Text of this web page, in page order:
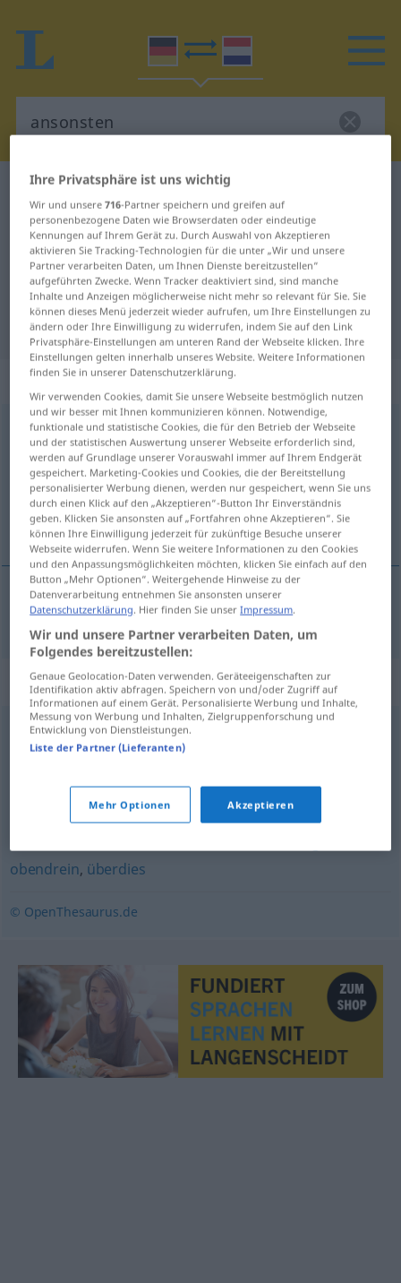
Deutsch-Niederländisch Wörterbuch
Deutsch-Niederländisch
Übersetzung für "ansonsten"
"ansonsten" Niederländisch
Übersetzung
„ansonsten“
ansonsten
Übersicht aller Übersetzungen
(Für mehr Details die Übersetzung anklicken/antippen)
anders, voor de rest
anders, voor derest ansonsten
Synonyme für "ansonsten"
andernfalls,alternativ,sonst
zumal ,zudem außerdem,auch,
obendrein, überdies
© OpenThesaurus.de
Ihre Privatsphäre ist uns wichtig
Wir und unsere716-Partner speichern und greifen auf
personenbezogene Daten wie Browserdaten oder eindeutige
Kennungen auf Ihrem Gerät zu. Durch Auswahl von Akzeptieren
aktivieren Sie Tracking-Technologien für die unter „Wir und unsere
Partner verarbeiten Daten, um Ihnen Dienste bereitzustellen“
aufgeführten Zwecke. Wenn Tracker deaktiviert sind, sind manche
Inhalte und Anzeigen möglicherweise nicht mehr so relevant für Sie. Sie
können dieses Menü jederzeit wieder aufrufen, um Ihre Einstellungen zu
ändern oder Ihre Einwilligung zu widerrufen, indem Sie auf den Link
Privatsphäre-Einstellungen am unteren Rand der Webseite klicken. Ihre
Einstellungen gelten innerhalb unseres Website. Weitere Informationen
finden Sie in unserer Datenschutzerklärung.
Wir verwenden Cookies, damit Sie unsere Webseite bestmöglich nutzen
und wir besser mit Ihnen kommunizieren können. Notwendige,
funktionale und statistische Cookies, die für den Betrieb der Webseite
und der statistischen Auswertung unserer Webseite erforderlich sind,
werden auf Grundlage unserer Vorauswahl immer auf Ihrem Endgerät
gespeichert. Marketing-Cookies und Cookies, die der Bereitstellung
personalisierter Werbung dienen, werden nur gespeichert, wenn Sie uns
durch einen Klick auf den „Akzeptieren“-Button Ihr Einverständnis
geben. Klicken Sie ansonsten auf „Fortfahren ohne Akzeptieren“. Sie
können Ihre Einwilligung jederzeit für zukünftige Besuche unserer
Webseite widerrufen. Wenn Sie weitere Informationen zu den Cookies
und den Anpassungsmöglichkeiten möchten, klicken Sie einfach auf den
Button „Mehr Optionen“. Weitergehende Hinweise zu der
Datenverarbeitung entnehmen Sie ansonsten unserer
Datenschutzerklärung. Hier finden Sie unserImpressum.
Wir und unsere Partner verarbeiten Daten, um
Folgendes bereitzustellen:
Genaue Geolocation-Daten verwenden. Geräteeigenschaften zur
Identifikation aktiv abfragen. Speichern von und/oder Zugriff auf
Informationen auf einem Gerät. Personalisierte Werbung und Inhalte,
Messung von Werbung und Inhalten, Zielgruppenforschung und
Entwicklung von Dienstleistungen.
Liste der Partner (Lieferanten)
Mehr Optionen Akzeptieren